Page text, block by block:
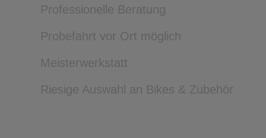
Professionelle Beratung
Probefahrt vor Ort möglich
Meisterwerkstatt
Riesige Auswahl an Bikes & Zubehör